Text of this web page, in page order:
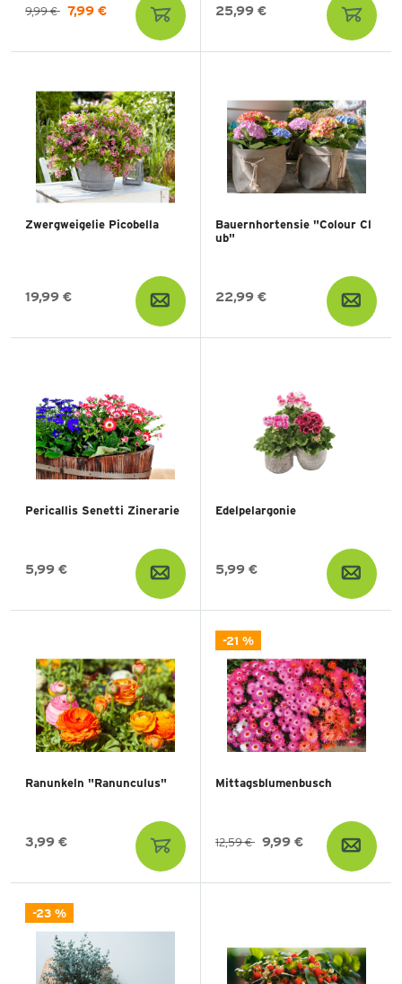
9,99 € 7,99 € 25,99 €
Zwergweigelie Picobella
19,99 €
Bauernhortensie "Colour Cl
ub"
22,99 €
Pericallis Senetti Zinerarie
5,99 €
Edelpelargonie
5,99 €
Ranunkeln "Ranunculus"
3,99 €
-21 %
Mittagsblumenbusch
12,59 € 9,99 €
-23 %